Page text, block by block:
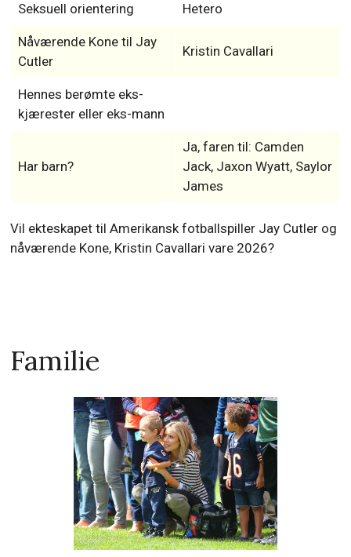
Seksuell orientering Hetero
Nåværende Kone til Jay
Cutler
Kristin Cavallari
Hennes berømte eks-
kjærester eller eks-mann
Har barn?
Ja, faren til: Camden
Jack, Jaxon Wyatt, Saylor
James
Vil ekteskapet til Amerikansk fotballspiller Jay Cutler og
nåværende Kone, Kristin Cavallari vare 2026?
Familie